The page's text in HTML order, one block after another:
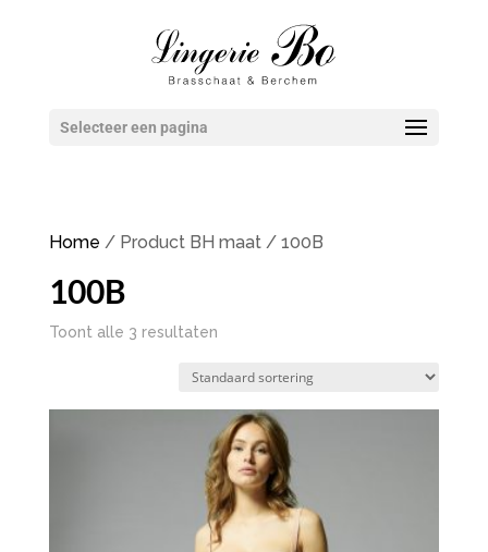
Selecteer een pagina
Home / Product BH maat / 100B
100B
Toont alle 3 resultaten